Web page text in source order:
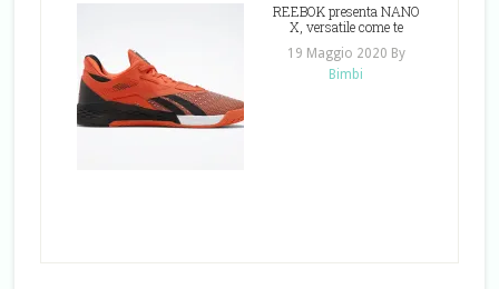
REEBOK presenta NANO
X, versatile come te
19 Maggio 2020 By
Bimbi